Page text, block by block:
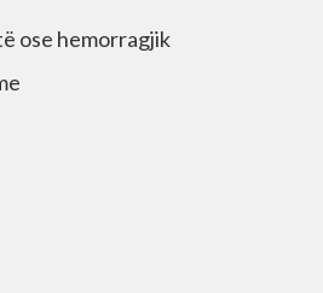
ose hemorragjik